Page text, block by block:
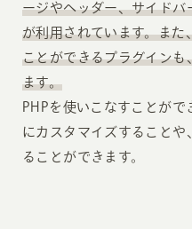
ージやヘッダー、サイドバ
が利用されています。また
ことができるプラグインも
ます。
PHPを使いこなすことが
にカスタマイズすることや
ることができます。